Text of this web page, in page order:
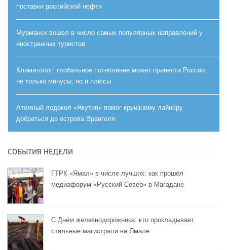
поставки российской нефти
Мурманск вошел в число самых популярных направлений у
иностранных туристов
Климатолог: глобальное потепление может принести России
не только минусы, но и плюсы
Атомный ледокол «Якутия» помог круизному лайнеру
добраться до острова Врангеля
СОБЫТИЯ НЕДЕЛИ
ГТРК «Ямал» в числе лучших: как прошёл
медиафорум «Русский Север» в Магадане
С Днём железнодорожника: кто прокладывает
стальные магистрали на Ямале